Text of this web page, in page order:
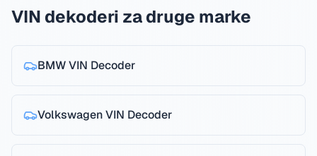
VIN dekoderi za druge marke
BMWVIN Decoder
VolkswagenVIN Decoder